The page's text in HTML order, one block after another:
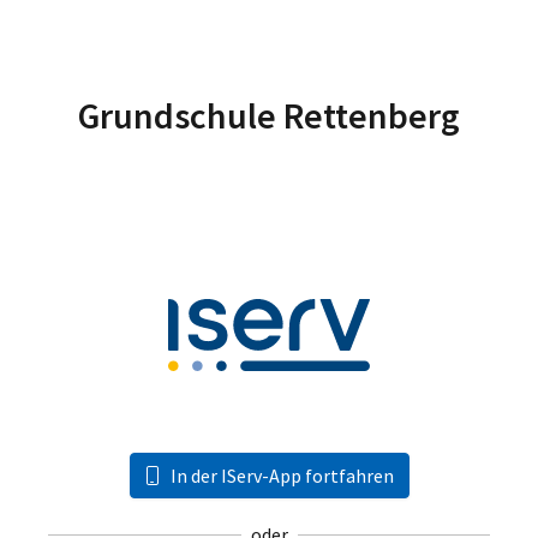
Grundschule Rettenberg
In der IServ-App fortfahren